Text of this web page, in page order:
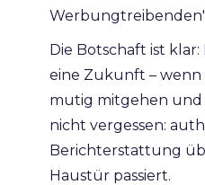
Die Botschaft ist
eine Zukunft – wenn
mutig mitgehen und
nicht vergessen:
Berichterstattung
Haustür passiert.